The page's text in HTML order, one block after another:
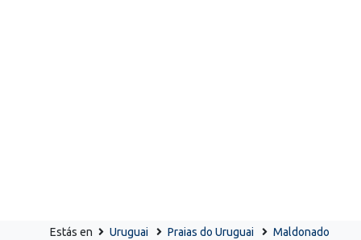
Estás en Uruguai Praias do Uruguai Maldonado